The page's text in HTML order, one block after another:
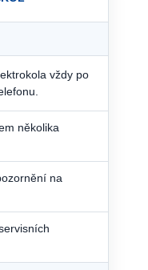
vždy po
několika
na